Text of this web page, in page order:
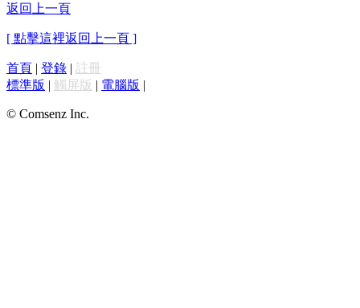
返回上一頁
[ 點擊這裡返回上一頁 ]
首頁 | 登錄 | 註冊
標準版 | 觸屏版 | 電腦版 |
© Comsenz Inc.